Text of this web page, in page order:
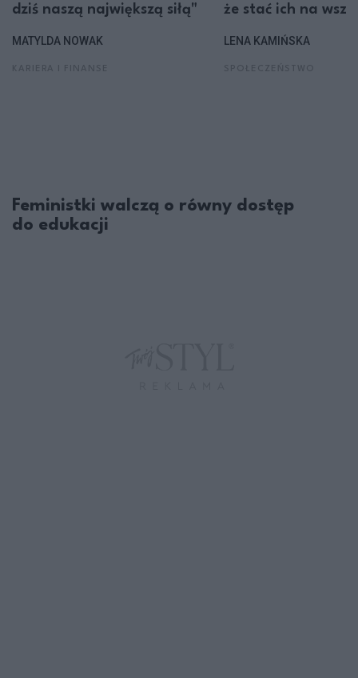
dziś naszą największą siłą"
MATYLDA NOWAK
że stać ich na
LENA KAMIŃSKA
Feministki walczą o równy dostęp
do edukacji